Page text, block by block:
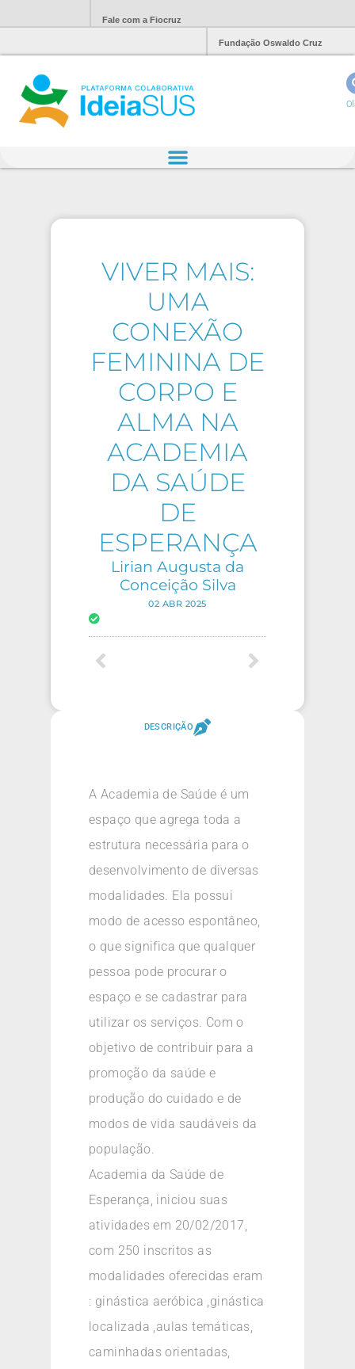
Fale com a Fiocruz
Fundação Oswaldo Cruz
VIVER MAIS:
UMA
CONEXÃO
FEMININA DE
CORPO E
ALMA NA
ACADEMIA
DA SAÚDE
DE
ESPERANÇA
Lirian Augusta da
Conceição Silva
02 ABR 2025
DESCRIÇÃO
A Academia de Saúde é um
espaço que agrega toda a
estrutura necessária para o
desenvolvimento de diversas
modalidades. Ela possui
modo de acesso espontâneo,
o que significa que qualquer
pessoa pode procurar o
espaço e se cadastrar para
utilizar os serviços. Com o
objetivo de contribuir para a
promoção da saúde e
produção do cuidado e de
modos de vida saudáveis da
população.
Academia da Saúde de
Esperança, iniciou suas
atividades em 20/02/2017,
com 250 inscritos as
modalidades oferecidas eram
: ginástica aeróbica ,ginástica
localizada ,aulas temáticas,
caminhadas orientadas,